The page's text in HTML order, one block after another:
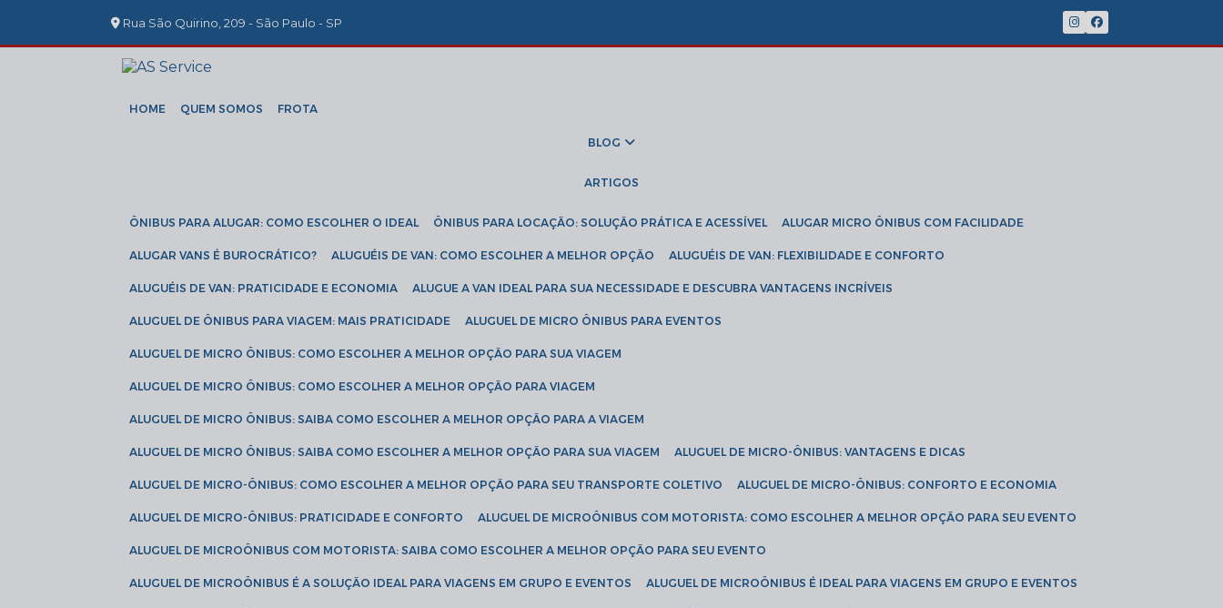
Rua São Quirino, 209 - São Paulo - SP
HOME QUEM SOMOS FROTA
BLOG
ARTIGOS
ÔNIBUS PARA ALUGAR: COMO ESCOLHER O IDEAL ÔNIBUS PARA LOCAÇÃO: SOLUÇÃO PRÁTICA E ACESSÍVEL ALUGAR MICRO ÔNIBUS COM FACILIDADE
ALUGAR VANS É BUROCRÁTICO? ALUGUÉIS DE VAN: COMO ESCOLHER A MELHOR OPÇÃO ALUGUÉIS DE VAN: FLEXIBILIDADE E CONFORTO
ALUGUÉIS DE VAN: PRATICIDADE E ECONOMIA ALUGUE A VAN IDEAL PARA SUA NECESSIDADE E DESCUBRA VANTAGENS INCRÍVEIS
ALUGUEL DE ÔNIBUS PARA VIAGEM: MAIS PRATICIDADE ALUGUEL DE MICRO ÔNIBUS PARA EVENTOS
ALUGUEL DE MICRO ÔNIBUS: COMO ESCOLHER A MELHOR OPÇÃO PARA SUA VIAGEM
ALUGUEL DE MICRO ÔNIBUS: COMO ESCOLHER A MELHOR OPÇÃO PARA VIAGEM
ALUGUEL DE MICRO ÔNIBUS: SAIBA COMO ESCOLHER A MELHOR OPÇÃO PARA A VIAGEM
ALUGUEL DE MICRO ÔNIBUS: SAIBA COMO ESCOLHER A MELHOR OPÇÃO PARA SUA VIAGEM ALUGUEL DE MICRO-ÔNIBUS: VANTAGENS E DICAS
ALUGUEL DE MICRO-ÔNIBUS: COMO ESCOLHER A MELHOR OPÇÃO PARA SEU TRANSPORTE COLETIVO ALUGUEL DE MICRO-ÔNIBUS: CONFORTO E ECONOMIA
ALUGUEL DE MICRO-ÔNIBUS: PRATICIDADE E CONFORTO ALUGUEL DE MICROÔNIBUS COM MOTORISTA: COMO ESCOLHER A MELHOR OPÇÃO PARA SEU EVENTO
ALUGUEL DE MICROÔNIBUS COM MOTORISTA: SAIBA COMO ESCOLHER A MELHOR OPÇÃO PARA SEU EVENTO
ALUGUEL DE MICROÔNIBUS É A SOLUÇÃO IDEAL PARA VIAGENS EM GRUPO E EVENTOS ALUGUEL DE MICROÔNIBUS É IDEAL PARA VIAGENS EM GRUPO E EVENTOS